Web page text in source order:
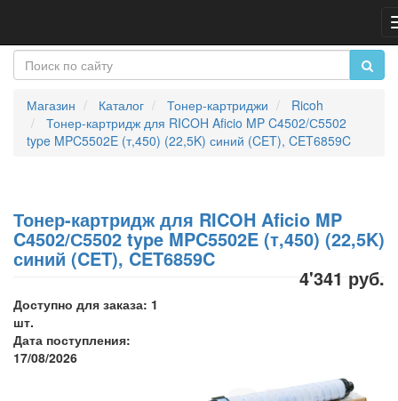
Магазин Каталог Тонер-картриджи
Ricoh
Тонер-картридж для RICOH Aficio MP C4502/С5502
type MPC5502E (т,450) (22,5K) синий (CET), CET6859C
Тонер-картридж для RICOH Aficio MP
C4502/С5502 type MPC5502E (т,450) (22,5K)
синий (CET), CET6859C
4'341 руб.
Доступно для заказа: 1
шт.
Дата поступления:
17/08/2026